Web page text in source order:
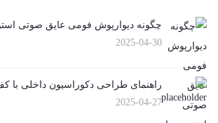
چگونه دیوارپوش فومی عایق صوتی
2025-04-30
راهنمای طراحی دکوراسیون داخلی با
2025-04-27